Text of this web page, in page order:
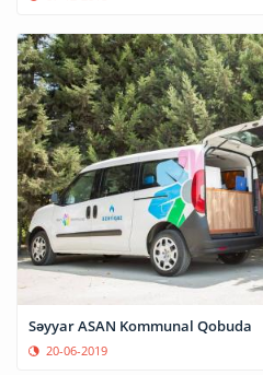
Səyyar ASAN Kommunal Qobuda
20-06-2019